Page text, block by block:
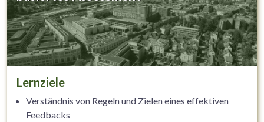
Lernziele
Verständnis von Regeln und Zielen eines effektiven
Feedbacks